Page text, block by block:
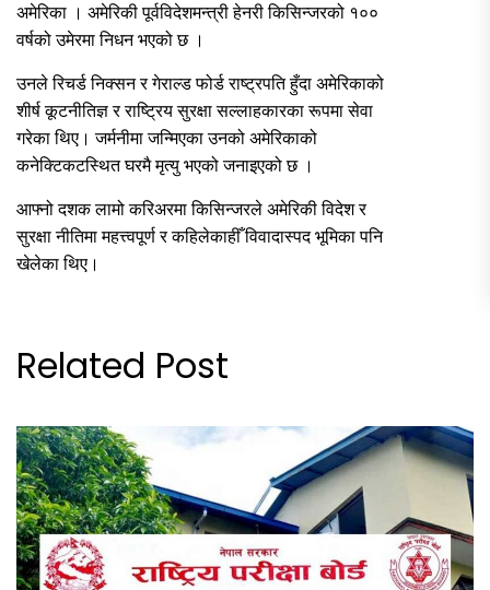
अमेरिका । अमेरिकी पूर्वविदेशमन्त्री हेनरी किसिन्जरको १००
वर्षको उमेरमा निधन भएको छ ।
उनले रिचर्ड निक्सन र गेराल्ड फोर्ड राष्ट्रपति हुँदा अमेरिकाको
शीर्ष कूटनीतिज्ञ र राष्ट्रिय सुरक्षा सल्लाहकारका रूपमा सेवा
गरेका थिए। जर्मनीमा जन्मिएका उनको अमेरिकाको
कनेक्टिकटस्थित घरमै मृत्यु भएको जनाइएको छ ।
आफ्नो दशक लामो करिअरमा किसिन्जरले अमेरिकी विदेश र
सुरक्षा नीतिमा महत्त्वपूर्ण र कहिलेकाहीँ विवादास्पद भूमिका पनि
खेलेका थिए।
Related Post